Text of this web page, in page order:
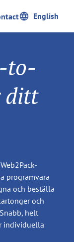
English
to-
ditt
programvara
och beställa
och
helt
individuella